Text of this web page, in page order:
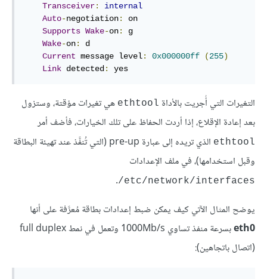
Transceiver:
internal
Auto-negotiation:
on
Supports Wake-on:
g
Wake-on:
d
Current message level: 0x000000ff (255)
Link detected : yes
التغيرات التي أُجريت بالأداة ethtool هي تغيرات مؤقتة، وستزول
بعد إعادة الإقلاع، إذا أردت الحفاظ على تلك الخيارات، فأضف أمر
ethtool
الذي تريده إلى عبارة pre-up (التي تُنفَّذ عند تهيئة البطاقة
وقبل استخدامها)، في ملف الإعدادات
‎/etc/network/interfaces
.
يوضح المثال الآتي كيف يمكن ضبط إعدادات بطاقة مُعرَّفة على أنها
eth0
بسرعة منفذ تساوي 1000Mb/s وتعمل في نمط full duplex
(اتصال باتجاهين):